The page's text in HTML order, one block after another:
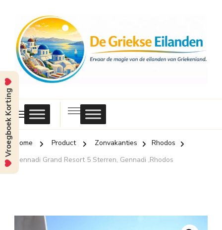
Griekse
Eilanden
Home Product Zonvakanties
Rhodos
Gennadi Grand Resort 5 Sterren, Gennadi ,Rhodos
Vroegboek Korting